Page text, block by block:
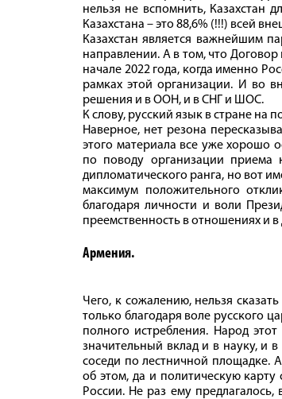
нельзя не вспомнить, Казахстан
Казахстана – это 88,6% (!!!) всей
Казахстан является важнейшим
направлении. А в том, что Договор
начале 2022 года, когда именно
рамках этой организации. И во
решения и в ООН, и в СНГ и ШОС.
К слову, русский язык в стране на
Наверное, нет резона
этого материала все уже хорошо
по поводу организации приема
дипломатического ранга, но вот
максимум положительного
благодаря личности и воли
преемственность в отношениях и
Армения.
Чего, к сожалению, нельзя
только благодаря воле русского
полного истребления. Народ
значительный вклад и в науку, и
соседи по лестничной площадке.
об этом, да и политическую
России. Не раз ему